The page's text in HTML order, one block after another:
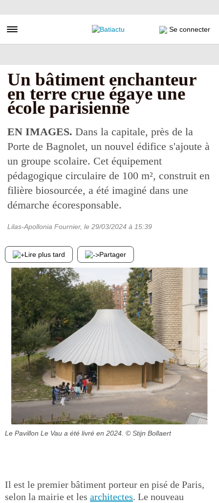
au
principal
Toggle navigation Se connecter
Un bâtiment enchanteur
en terre crue égaye une
école parisienne
EN IMAGES. Dans la capitale, près de la
Porte de Bagnolet, un nouvel édifice s'ajoute à
un groupe scolaire. Cet équipement
pédagogique circulaire de 100 m², construit en
filière biosourcée, a été imaginé dans une
démarche écoresponsable.
Lilas-Apollonia Fournier, le 29/03/2024 à 15:39
Lire plus tard Partager
Le Pavillon Le Vau a été livré en 2024. © Stijn Bollaert
Il est le premier bâtiment porteur en pisé de Paris,
selon la mairie et les architectes. Le nouveau